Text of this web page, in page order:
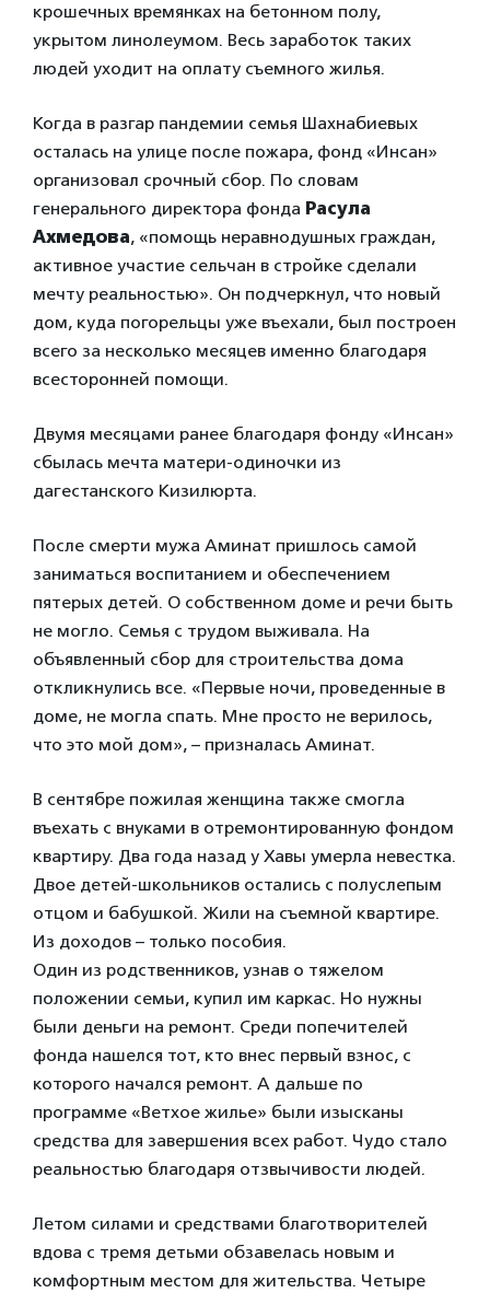
крошечных времянках на бетонном полу,
укрытом линолеумом. Весь заработок таких
людей уходит на оплату съемного жилья.
Когда в разгар пандемии семья Шахнабиевых
осталась на улице после пожара, фонд «Инсан»
организовал срочный сбор. По словам
генерального директора фонда Расула
Ахмедова, «помощь неравнодушных граждан,
активное участие сельчан в стройке сделали
мечту реальностью». Он подчеркнул, что новый
дом, куда погорельцы уже въехали, был построен
всего за несколько месяцев именно благодаря
всесторонней помощи.
Двумя месяцами ранее благодаря фонду «Инсан»
сбылась мечта матери-одиночки из
дагестанского Кизилюрта.
После смерти мужа Аминат пришлось самой
заниматься воспитанием и обеспечением
пятерых детей. О собственном доме и речи быть
не могло. Семья с трудом выживала. На
объявленный сбор для строительства дома
откликнулись все. «Первые ночи, проведенные в
доме, не могла спать. Мне просто не верилось,
что это мой дом», – призналась Аминат.
В сентябре пожилая женщина также смогла
въехать с внуками в отремонтированную фондом
квартиру. Два года назад у Хавы умерла невестка.
Двое детей-школьников остались с полуслепым
отцом и бабушкой. Жили на съемной квартире.
Из доходов – только пособия.
Один из родственников, узнав о тяжелом
положении семьи, купил им каркас. Но нужны
были деньги на ремонт. Среди попечителей
фонда нашелся тот, кто внес первый взнос, с
которого начался ремонт. А дальше по
программе «Ветхое жилье» были изысканы
средства для завершения всех работ. Чудо стало
реальностью благодаря отзвычивости людей.⁣
Летом силами и средствами благотворителей
вдова с тремя детьми обзавелась новым и
комфортным местом для жительства. Четыре